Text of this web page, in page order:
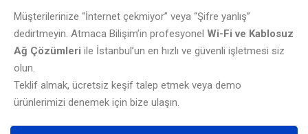
Müşterilerinize “İnternet çekmiyor” veya “Şifre yanlış”
dedirtmeyin. Atmaca Bilişim’in profesyonel Wi-Fi ve Kablosuz
Ağ Çözümleri ile İstanbul’un en hızlı ve güvenli işletmesi siz
olun.
Teklif almak, ücretsiz keşif talep etmek veya demo
ürünlerimizi denemek için bize ulaşın.